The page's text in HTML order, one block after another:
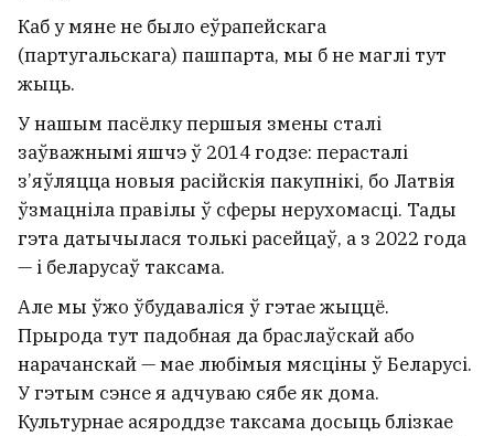
Каб у мяне не было еўрапейскага
(партугальскага) пашпарта, мы б не маглі тут
жыць.
У нашым пасёлку першыя змены сталі
заўважнымі яшчэ ў 2014 годзе: перасталі
з’яўляцца новыя расійскія пакупнікі, бо Латвія
ўзмацніла правілы ў сферы нерухомасці. Тады
гэта датычылася толькі расейцаў, а з 2022 года
— і беларусаў таксама.
Але мы ўжо ўбудаваліся ў гэтае жыццё.
Прырода тут падобная да браслаўскай або
нарачанскай — мае любімыя мясціны ў Беларусі.
У гэтым сэнсе я адчуваю сябе як дома.
Культурнае асяроддзе таксама досыць блізкае